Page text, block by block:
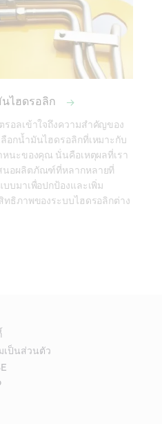
ไฮดรอลิก
รอลเข้าใจถึงความสำคัญของ
ลือกน้ำมันไฮดรอลิกที่เหมาะกับ
หนะของคุณ นั่นคือเหตุผลที่เรา
นอผลิตภัณฑ์ที่หลากหลายที่
บบมาเพื่อปกป้องและเพิ่ม
ทธิภาพของระบบไฮดรอลิกต่าง
เป็นส่วนตัว